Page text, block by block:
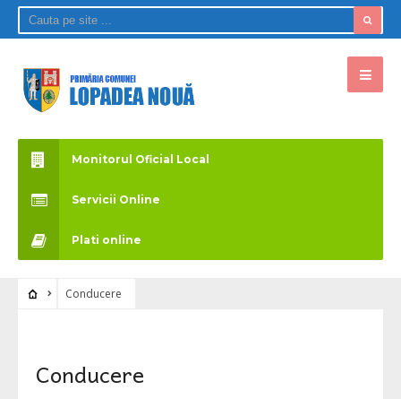
Monitorul Oficial Local
Servicii Online
Plati online
Conducere
Conducere